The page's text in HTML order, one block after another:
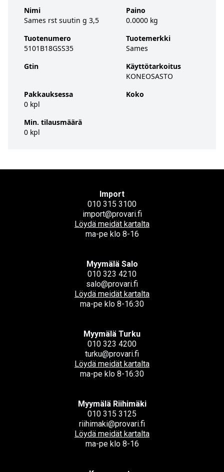
Nimi
Sames rst suutin g 3,5
Tuotenumero
5101B18GSS35
Gtin
Pakkauksessa
0 kpl
Min. tilausmäärä
0 kpl
Paino
0.0000 kg
Tuotemerkki
Sames
Käyttötarkoitus
KONEOSASTO
Koko
Import
010 315 3100
import@provari.fi
Löydä meidät kartalta
ma-pe klo 8-16
Myymälä Salo
010 323 4210
salo@provari.fi
Löydä meidät kartalta
ma-pe klo 8-16:30
Myymälä Turku
010 323 4200
turku@provari.fi
Löydä meidät kartalta
ma-pe klo 8-16:30
Myymälä Riihimäki
010 315 3125
riihimaki@provari.fi
Löydä meidät kartalta
ma-pe klo 8-16